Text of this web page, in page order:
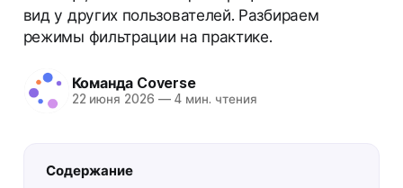
вид у других пользователей. Разбираем
режимы фильтрации на практике.
Команда Coverse
22 июня 2026 —4 мин. чтения
Содержание